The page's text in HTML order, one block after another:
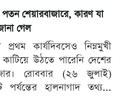
শেয়ারবাজারে, কারণ যা
গেল
প্রথম কার্যদিবসেও নিম্নমুখী
কাটিয়ে উঠতে পারেনি দেশের
রোববার (২৬ জুলাই)
হালনাগাদ তথ্য...